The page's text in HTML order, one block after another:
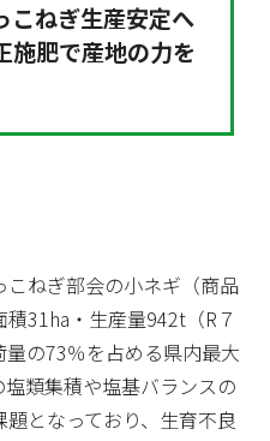
こねぎ生産安定へ
肥で産地の力を
ねぎ部会の小ネギ（商品
31ha・生産量942t（R７
の73％を占める県内最大
類集積や塩基バランスの
となっており、生育不良